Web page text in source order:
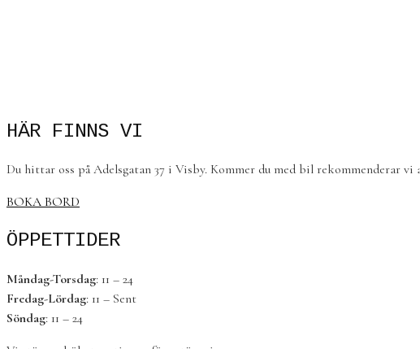
HÄR FINNS VI
Du hittar oss på Adelsgatan 37 i Visby. Kommer du med bil rekommenderar
BOKA BORD
ÖPPETTIDER
Måndag-Torsdag: 11 – 24
Fredag-Lördag: 11 – Sent
Söndag: 11 – 24